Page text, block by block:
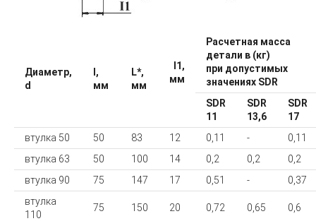
Диаметр,
d
l,
мм
L*,
мм
I1,
мм
Расчетная масса
детали в (кг)
при допустимых
значениях SDR
SDR
11
SDR
13,6
SDR
17
втулка 50
50 83 12 0,11 -
0,11
втулка 63
50 100 14 0,2 0,2
0,2
втулка 90
75 147 17 0,51 -
0,37
втулка
110
75 150 20 0,72 0,65 0,6